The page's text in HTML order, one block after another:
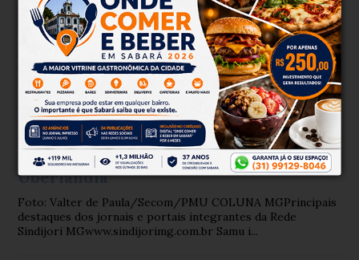
Coluna MG Há 2 meses
Samu inicia atendimentos em
Uberlândia
Foto: Valter de Paula/Secom/PMU COLUNA MGPrincipais
destaques dos jornais e portais integrantes da Rede
Sindijori MGwww.sindijorimg.com.br Samu i...